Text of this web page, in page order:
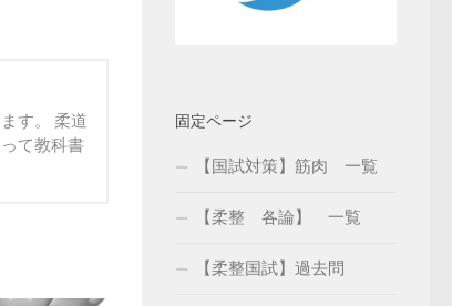
す。 柔道
て教科書
固定ページ
【国試対策】筋肉 一覧
【柔整 各論】 一覧
【柔整国試】過去問